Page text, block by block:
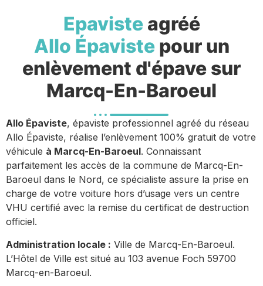
Epavisteagréé
Allo Épavistepour un
enlèvement d'épave sur
Marcq-En-Baroeul
Allo Épaviste, épaviste professionnel agréé du réseau
Allo Épaviste, réalise l’enlèvement 100% gratuit de votre
véhicule à Marcq-En-Baroeul. Connaissant
parfaitement les accès de la commune de Marcq-En-
Baroeul dans le Nord, ce spécialiste assure la prise en
charge de votre voiture hors d’usage vers un centre
VHU certifié avec la remise du certificat de destruction
officiel.
Administration locale : Ville de Marcq-En-Baroeul.
L’Hôtel de Ville est situé au 103 avenue Foch 59700
Marcq-en-Baroeul.